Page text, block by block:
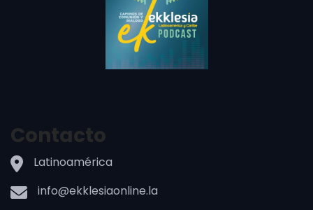
Contacto
Latinoamérica
info@ekklesiaonline.la